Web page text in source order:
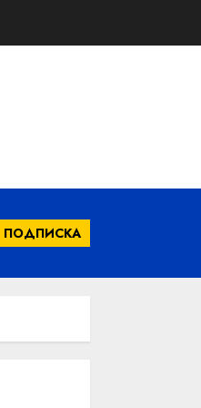
ПОДПИСКА